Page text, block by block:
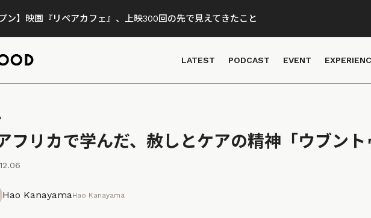
ン】映画『リペアカフェ』、上映300回の先で見えてきたこと
LATEST PODCAST EVENT
フリカで学んだ、赦しとケアの精神「ウブント
Hao KanayamaHao Kanayama